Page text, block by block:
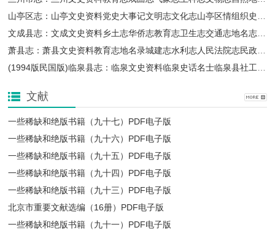
文献
一些稀缺和绝版书籍（九十七）PDF电子版
一些稀缺和绝版书籍（九十六）PDF电子版
一些稀缺和绝版书籍（九十五）PDF电子版
一些稀缺和绝版书籍（九十四）PDF电子版
一些稀缺和绝版书籍（九十三）PDF电子版
北京市重要文献选编（16册）PDF电子版
一些稀缺和绝版书籍（九十一）PDF电子版
北京市重要文献选编（16册）PDF电子版
一些稀缺和绝版书籍（九十一）PDF电子版